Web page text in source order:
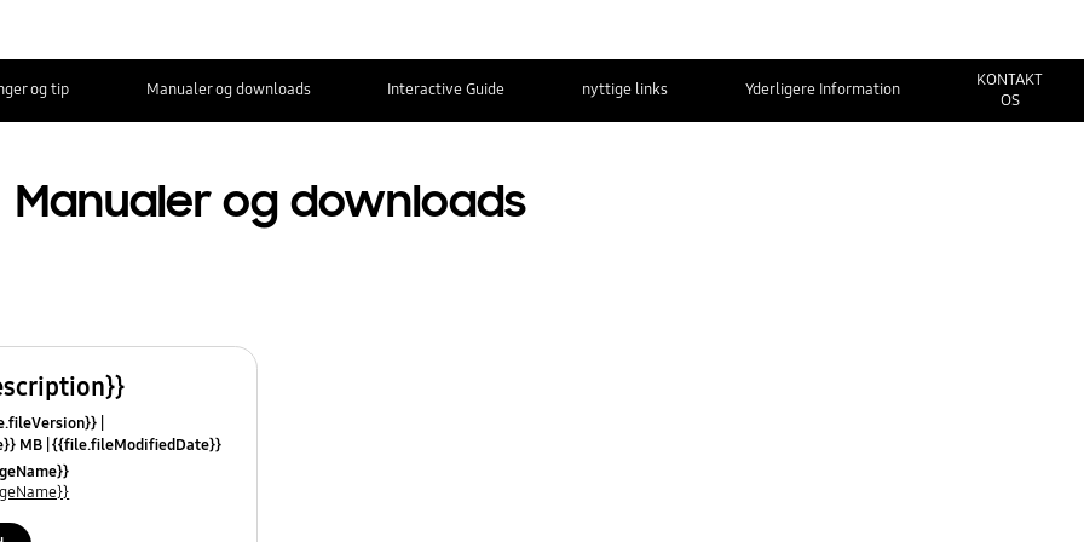
og tip Manualer og downloads Interactive Guide nyttige links Yderligere Information
KONTAKT
OS
Manualer og downloads
MB {{file.fileModifiedDate}}